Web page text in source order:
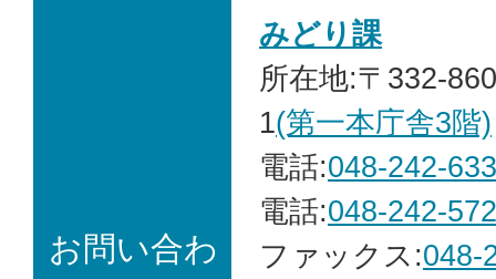
お問い合わ
みどり課
所在地:〒332-
1(第一本庁舎3階)
電話:048-242-
電話:048-242-
ファックス:048-